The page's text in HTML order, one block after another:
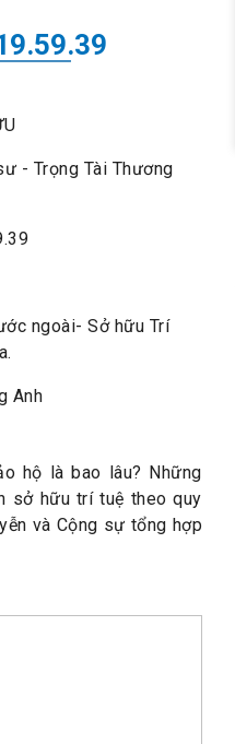
- Trọng Tài Thương
ngoài- Sở hữu Trí
Anh
hộ là bao lâu? Những
sở hữu trí tuệ theo quy
và Cộng sự tổng hợp